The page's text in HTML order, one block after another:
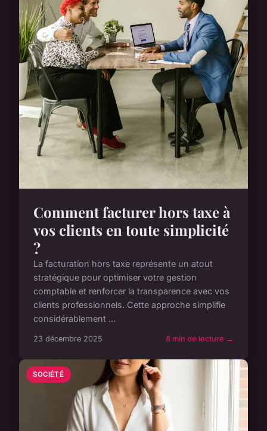
Comment facturer hors taxe à
vos clients en toute simplicité
?
La facturation hors taxe représente un atout
stratégique pour optimiser votre gestion
comptable et renforcer la transparence avec vos
clients professionnels. Cette approche simplifie
considérablement ...
23 décembre 2025 8 min de lecture →
SOCIÉTÉ